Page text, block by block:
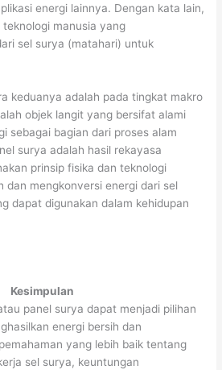
energi lainnya. Dengan kata lain,
manusia yang
sel surya (matahari) untuk
keduanya adalah pada tingkat makro
objek langit yang bersifat alami
sebagai bagian dari proses alam
surya adalah hasil rekayasa
prinsip fisika dan teknologi
dan mengkonversi energi dari sel
dapat digunakan dalam kehidupan
Kesimpulan
panel surya dapat menjadi pilihan
energi bersih dan
yang lebih baik tentang
sel surya, keuntungan